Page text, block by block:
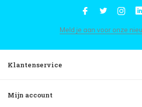
Meld je aan voor onze
Klantenservice
Mijn account